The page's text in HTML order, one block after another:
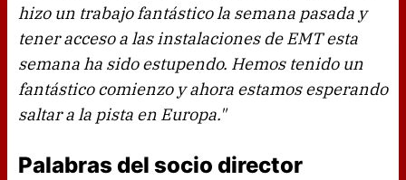
hizo un trabajo fantástico la semana pasada y
tener acceso a las instalaciones de EMT esta
semana ha sido estupendo. Hemos tenido un
fantástico comienzo y ahora estamos esperando
saltar a la pista en Europa."
Palabras del socio director